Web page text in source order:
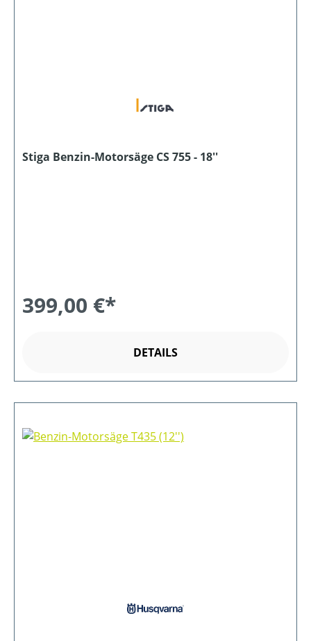
Stiga Benzin-Motorsäge CS 755 - 18''
399,00 €*
DETAILS